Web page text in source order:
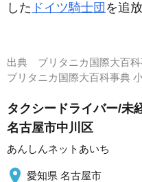
した ドイツ騎士団 を追
出典 ブリタニカ国際大百
ブリタニカ国際大百科事典
タクシードライバー/未
名古屋市中川区
あんしんネットあいち
愛知県 名古屋市